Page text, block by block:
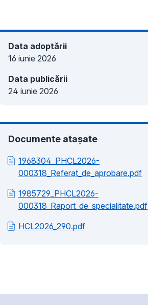
Data adoptării
16 iunie 2026
Data publicării
24 iunie 2026
Documente atașate
1968304_PHCL2026-
000318_Referat_de_aprobare.pdf
1985729_PHCL2026-
000318_Raport_de_specialitate.pdf
HCL2026_290.pdf